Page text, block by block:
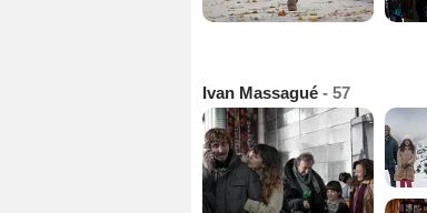
Ivan Massagué - 57